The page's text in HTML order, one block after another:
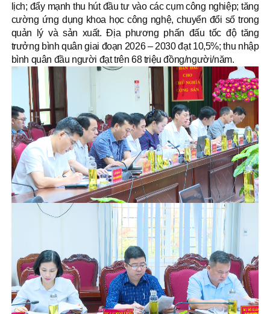
lịch; đẩy mạnh thu hút đầu tư vào các cụm công nghiệp; tăng
cường ứng dụng khoa học công nghệ, chuyển đổi số trong
quản lý và sản xuất. Địa phương phấn đấu tốc độ tăng
trưởng bình quân giai đoạn 2026 – 2030 đạt 10,5%; thu nhập
bình quân đầu người đạt trên 68 triệu đồng/người/năm.